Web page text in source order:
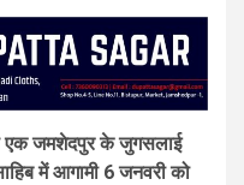
एक जमशेदपुर के जुगसलाई
में आगामी 6 जनवरी को